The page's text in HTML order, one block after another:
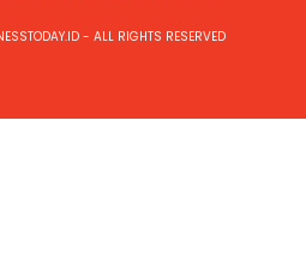
- ALL RIGHTS RESERVED